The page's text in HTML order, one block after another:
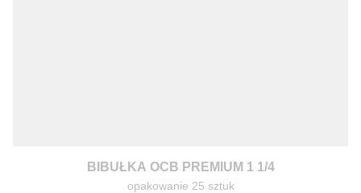
BIBUŁKA OCB PREMIUM 1 1/4
opakowanie 25 sztuk